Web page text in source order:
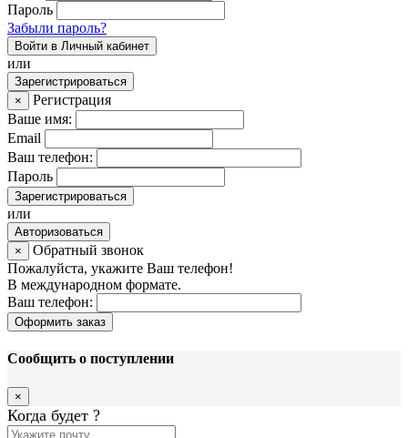
Пароль
Забыли пароль?
Войти в Личный кабинет
или
Зарегистрироваться
×
Регистрация
Ваше имя:
Email
Ваш телефон:
Пароль
Зарегистрироваться
или
Авторизоваться
×
Обратный звонок
Пожалуйста, укажите Ваш телефон!
В международном формате.
Ваш телефон:
Оформить заказ
Сообщить о поступлении
×
Когда будет ?